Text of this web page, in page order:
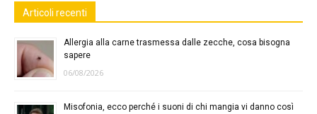
Articoli recenti
Allergia alla carne trasmessa dalle zecche, cosa bisogna
sapere
06/08/2026
Misofonia, ecco perché i suoni di chi mangia vi danno così